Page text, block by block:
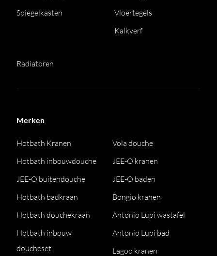
Spiegelkasten
Vloertegels
Kalkverf
Radiatoren
Merken
Hotbath Kranen
Hotbath inbouwdouche
JEE-O buitendouche
Hotbath badkraan
Hotbath douchekraan
Hotbath inbouw
doucheset
Vola douche
JEE-O kranen
JEE-O baden
Bongio kranen
Antonio Lupi wastafel
Antonio Lupi bad
Lagoo kranen